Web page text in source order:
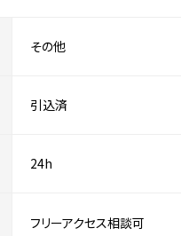
その他
引込済
24h
フリーアクセス相談可